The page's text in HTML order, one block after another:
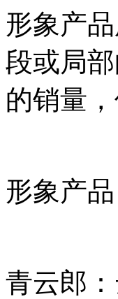
形象产
段或局
的销量
形象产
青云郎